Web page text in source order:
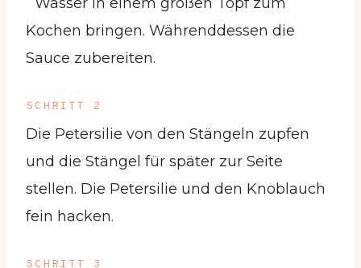
Kochen bringen. Währenddessen die
Sauce zubereiten.
SCHRITT 2
Die Petersilie von den Stängeln zupfen
und die Stängel für später zur Seite
stellen. Die Petersilie und den Knoblauch
fein hacken.
SCHRITT 3